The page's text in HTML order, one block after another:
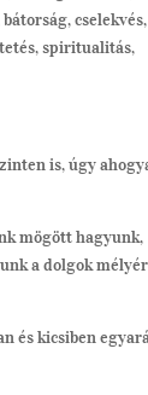
cselekvés,
spiritualitás,
is, úgy
mögött hagyunk,
a dolgok
és kicsiben